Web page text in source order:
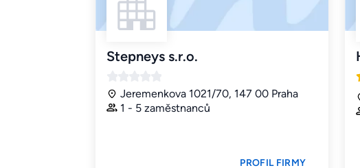
Stepneys s.r.o.
Jeremenkova 1021/70, 147 00 Praha
1 - 5 zaměstnanců
PROFIL FIRMY